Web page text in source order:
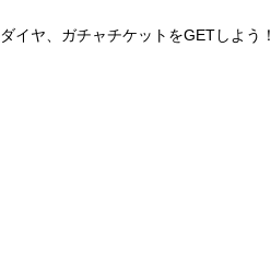
イヤ、ガチャチケットをGETしよう！